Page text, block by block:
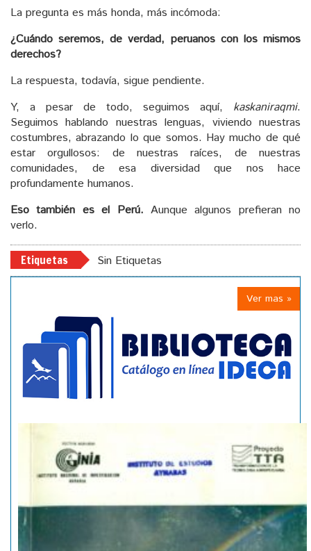
La pregunta es más honda, más incómoda:
¿Cuándo seremos, de verdad, peruanos con los mismos
derechos?
La respuesta, todavía, sigue pendiente.
Y, a pesar de todo, seguimos aquí, kaskaniraqmi.
Seguimos hablando nuestras lenguas, viviendo nuestras
costumbres, abrazando lo que somos. Hay mucho de qué
estar orgullosos: de nuestras raíces, de nuestras
comunidades, de esa diversidad que nos hace
profundamente humanos.
Eso también es el Perú. Aunque algunos prefieran no
verlo.
Etiquetas Sin Etiquetas
Ver mas »